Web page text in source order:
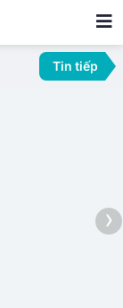
Tin tiếp
›